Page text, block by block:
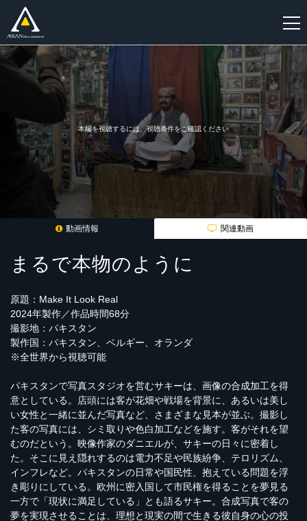
新
規
登
録
本編を視聴するには、視聴条件をご確認ください
動画情報 関連動画
まるで本物のように
原題：Make It Look Real
2024年製作／作品時間68分
撮影地：パキスタン
製作国：パキスタン、ベルギー、オランダ
※全世界から視聴可能
パキスタンで写真スタジオを営むサキーは、画像の合成加工を得
意としている。店頭には客が花畑や戦場を背景に、あるいは美し
い女性と一緒に並んだ写真など、さまざまな見本が並ぶ。撮影し
た客の写真には、シミ取りや色白加工などを施す。客がそれを望
むのだという。映像作家のダニエルが、サキーの日々に密着し
た。そこに見え隠れするのは電力不足や民族紛争、テロリズム、
インフレなど。パキスタンの日常や国民性、抱えている問題を浮
き彫りにしている。欧州に密入国して市民権を得ることを夢見る
一方で「現状に満足している」とも語るサキー。合成写真で客の
夢を実現させることは、理想と現実の間で生きる彼自身の心の投